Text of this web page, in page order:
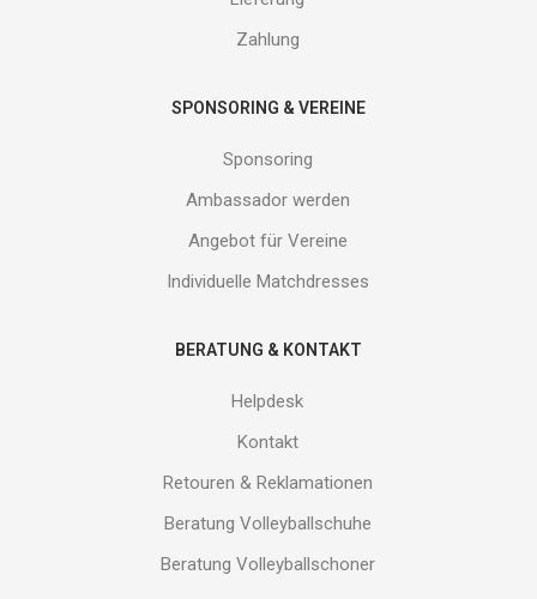
Zahlung
SPONSORING & VEREINE
Sponsoring
Ambassador werden
Angebot für Vereine
Individuelle Matchdresses
BERATUNG & KONTAKT
Helpdesk
Kontakt
Retouren & Reklamationen
Beratung Volleyballschuhe
Beratung Volleyballschoner